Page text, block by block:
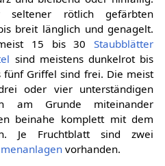
rötlich gefärbten
breit länglich und genagelt.
15 bis 30Staubblätter
sind meistens dunkelrot bis
Griffel sind frei. Die meist
oder vier unterständigen
Grunde miteinander
beinahe komplett mit dem
Je Fruchtblatt sind zwei
vorhanden.